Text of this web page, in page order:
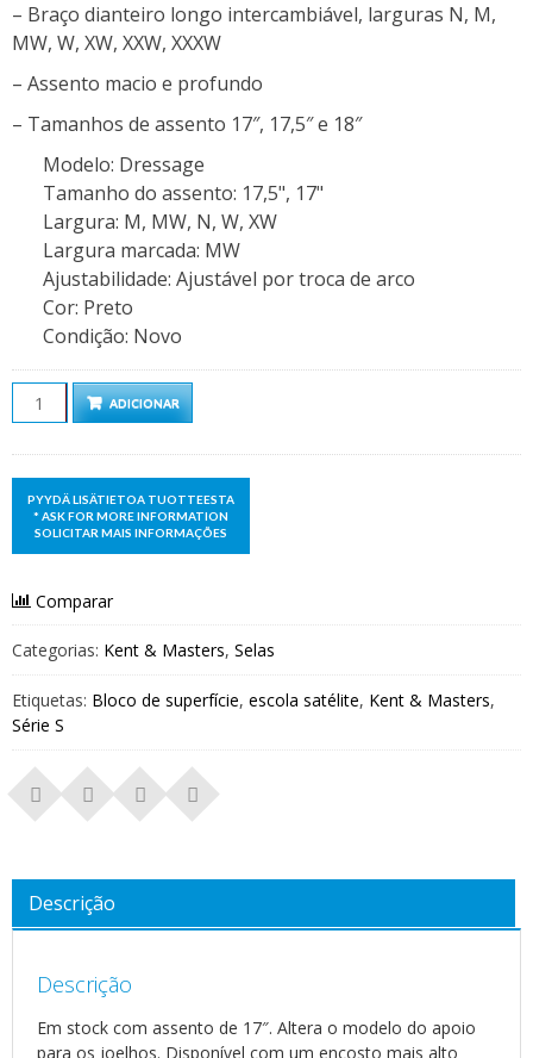
– Braço dianteiro longo intercambiável, larguras N, M,
MW, W, XW, XXW, XXXW
– Assento macio e profundo
– Tamanhos de assento 17″, 17,5″ e 18″
Modelo: Dressage
Tamanho do assento: 17,5", 17"
Largura: M, MW, N, W, XW
Largura marcada: MW
Ajustabilidade: Ajustável por troca de arco
Cor: Preto
Condição: Novo
QuantidadeADICIONAR
Comparar
Categorias: Kent & Masters, Selas
Etiquetas: Bloco de superfície, escola satélite, Kent & Masters,
Série S
Descrição
Descrição
Em stock com assento de 17″. Altera o modelo do apoio
para os joelhos. Disponível com um encosto mais alto